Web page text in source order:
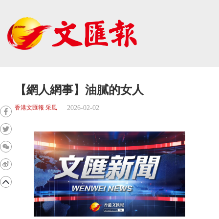
【網人網事】油膩的女人
香港文匯報 采風 2026-02-02